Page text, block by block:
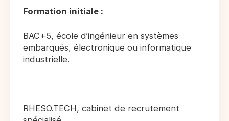
Formation initiale :
BAC+5, école d’ingénieur en systèmes
embarqués, électronique ou informatique
industrielle.
RHESO.TECH, cabinet de recrutement